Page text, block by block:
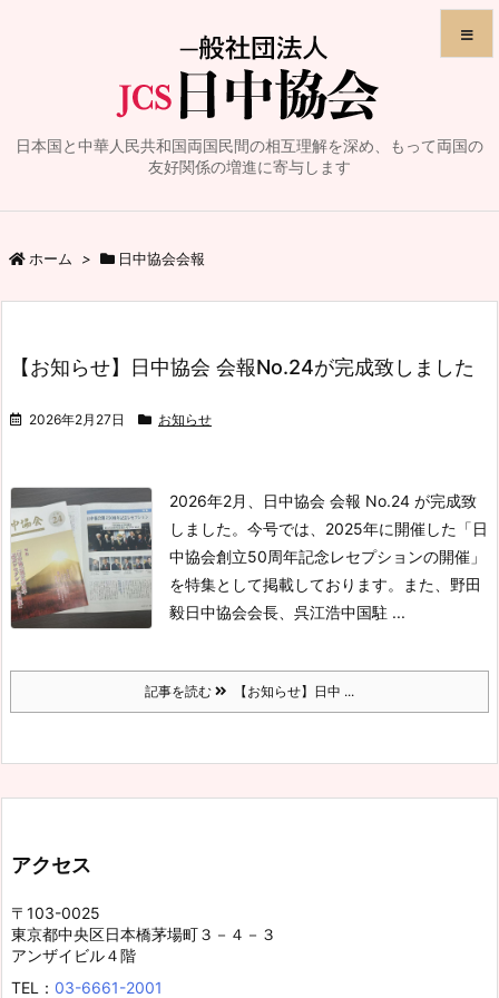
日本国と中華人民共和国両国民間の相互理解を深め、もって両国の
友好関係の増進に寄与します
ホーム > 日中協会会報
【お知らせ】日中協会 会報No.24が完成致しました
2026年2月27日 お知らせ
2026年2月、日中協会 会報 No.24 が完成致
しました。 今号では、2025年に開催した「日
中協会創立50周年記念レセプションの開催」
を特集として掲載しております。
また、野田
毅日中協会会長、呉江浩中国駐 ...
記事を読む 【お知らせ】日中 ...
アクセス
〒103-0025
東京都中央区日本橋茅場町３－４－３
アンザイビル４階
TEL： 03-6661-2001